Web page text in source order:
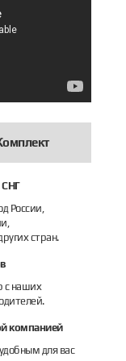
СНГ
России,
стран.
с наших
компанией
для вас